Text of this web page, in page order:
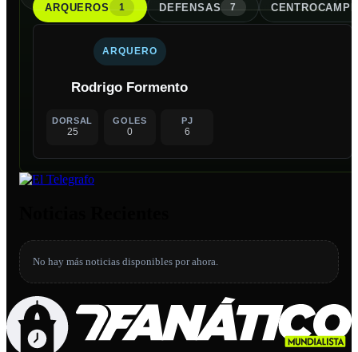
ARQUEROS 1 DEFENSAS 7
ARQUERO
Rodrigo Formento
DORSAL
25
GOLES
0
PJ
6
No hay más noticias disponibles por ahora.